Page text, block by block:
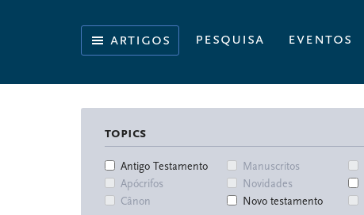
navigation
content
sidebar
Iluminando
a
História
da
Bíblia
artigos pesquisa eventos
topics
Antigo Testamento
Apócrifos
Cânon
Manuscritos
Novidades
Novo testamento